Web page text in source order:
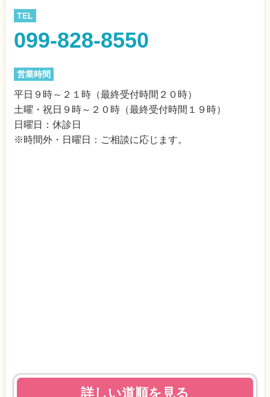
TEL
099-828-8550
営業時間
平日９時～２１時（最終受付時間２０時）
土曜・祝日９時～２０時（最終受付時間１９時）
日曜日：休診日
※時間外・日曜日：ご相談に応じます。
詳しい道順を見る